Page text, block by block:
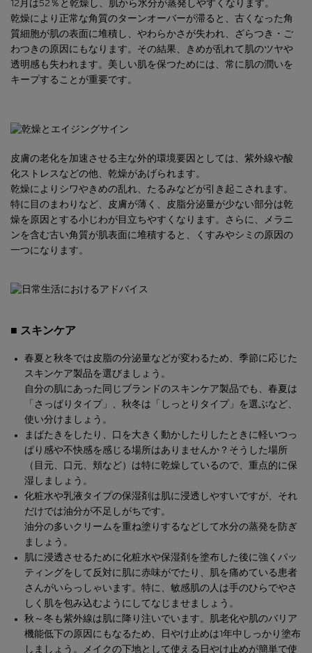
12月は52％と乾燥し、肌から水分が蒸発しやすくなります。
乾燥により正常な角質のターンオーバーが滞ると、古くなった角
質細胞が肌の表面に堆積し、やわらかさが失われ、ざらつき・ご
わつきの原因にもなります。その結果、きめが乱れて肌のツヤや
透明感も失われます。美しい肌を保つためには、常に肌の潤いを
キープすることが重要です。
皮膚の老化を加速させる主な外的環境要因としては、紫外線や酸
化ストレスなどの他、乾燥があげられます。
乾燥によりシワやきめの乱れ、たるみなどが引き起こされます。
特に目のまわりなど、皮膚が薄く、皮脂分泌量が少ない部分は乾
燥を原因とする小じわが目立ちやすくなります。さらに、メラニ
ンを含む古い角質が肌表面に堆積すると、くすみやシミの原因の
一つになります。
■ スキンケア
春夏と秋冬では皮脂の分泌量などが変わるため、季節に応じた
スキンケア製品を選びましょう。
自分の肌にあった同じブランドのスキンケア製品でも、春夏は
「さっぱりタイプ」、秋冬は「しっとりタイプ」を選ぶなど、
使い分けましょう。
まばたきをしたり、口を大きく動かしたりしたときに軽いつっ
ぱり感や不快感を感じる場所はありませんか？そうした場所
（目元、口元、頬など）は特に乾燥しているので、重点的に保
湿しましょう。
化粧水や乳液タイプの保湿剤は肌に浸透しやすいですが、それ
だけでは油分が不足しがちです。
油分の多いクリームを重ね塗りするなどして水分の蒸発を防ぎ
ましょう。
肌に浸透させるために化粧水や保湿剤を塗布した後に強くパッ
ティングをして反対に肌に赤味がでたり、肌を痛めている患者
さんがいらっしゃいます。特に、敏感肌の人は手のひらでやさ
しく肌を包み込むようにしてなじませましょう。
秋～冬も紫外線は肌に降り注いでいます。肌老化や肌のバリア
機能低下の原因にもなるため、日やけ止めは1年中しっかり塗布
しましょう。メイクの下地として使える日やけ止めが簡単で使